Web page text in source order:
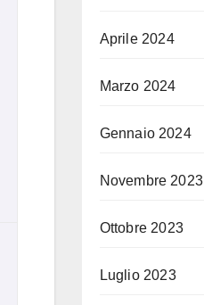
Aprile 2024
Marzo 2024
Gennaio 2024
Novembre 2023
Ottobre 2023
Luglio 2023